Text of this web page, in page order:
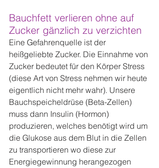
Bauchfett verlieren ohne auf
Zucker gänzlich zu verzichten
Eine Gefahrenquelle ist der
heißgeliebte Zucker. Die Einnahme von
Zucker bedeutet für den Körper Stress
(diese Art von Stress nehmen wir heute
eigentlich nicht mehr wahr). Unsere
Bauchspeicheldrüse (Beta-Zellen)
muss dann Insulin (Hormon)
produzieren, welches benötigt wird um
die Glukose aus dem Blut in die Zellen
zu transportieren wo diese zur
Energiegewinnung herangezogen